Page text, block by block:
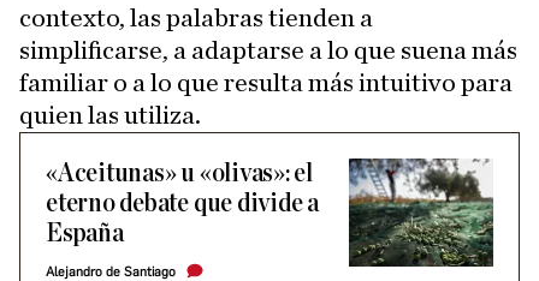
contexto, las palabras tienden a
simplificarse, a adaptarse a lo que suena más
familiar o a lo que resulta más intuitivo para
quien las utiliza.
«Aceitunas» u «olivas»: el
eterno debate que divide a
España
Alejandro de Santiago